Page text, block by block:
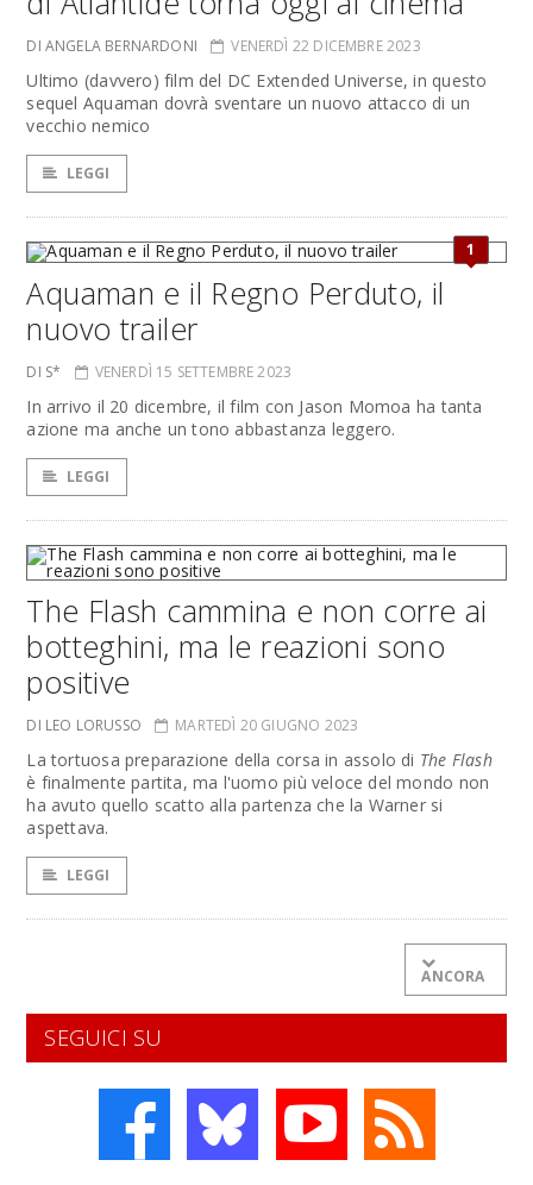
DI ANGELA BERNARDONI VENERDÌ 22 DICEMBRE 2023
Ultimo (davvero) film del DC Extended Universe, in questo
sequel Aquaman dovrà sventare un nuovo attacco di un
vecchio nemico
LEGGI
1
Aquaman e il Regno Perduto, il
nuovo trailer
DI S* VENERDÌ 15 SETTEMBRE 2023
In arrivo il 20 dicembre, il film con Jason Momoa ha tanta
azione ma anche un tono abbastanza leggero.
LEGGI
The Flash cammina e non corre ai
botteghini, ma le reazioni sono
positive
DI LEO LORUSSO MARTEDÌ 20 GIUGNO 2023
La tortuosa preparazione della corsa in assolo di The Flash
è finalmente partita, ma l'uomo più veloce del mondo non
ha avuto quello scatto alla partenza che la Warner si
aspettava.
LEGGI
ANCORA
SEGUICI SU